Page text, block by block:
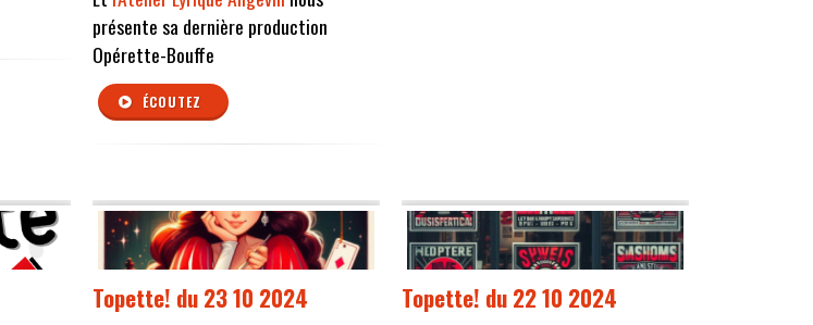
présente sa dernière production
Opérette-Bouffe
ÉCOUTEZ
Topette! du 23 10 2024 Topette! du 22 10 2024